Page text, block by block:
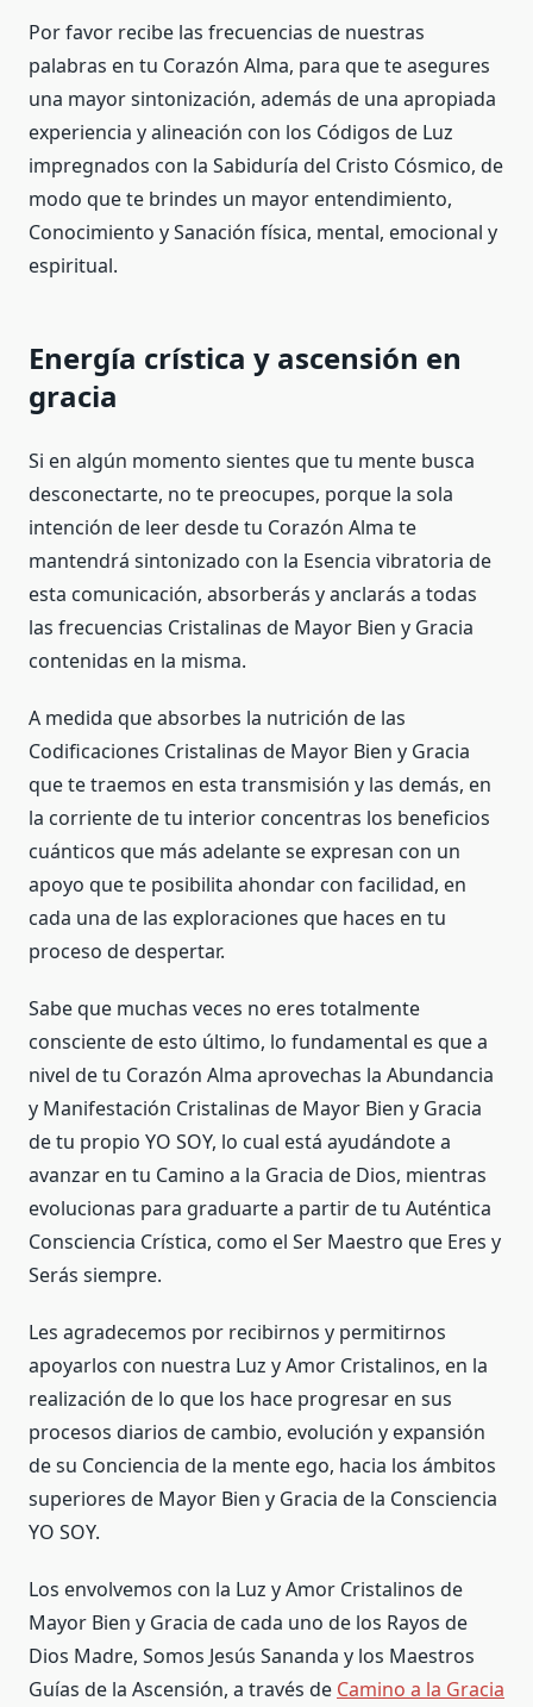
Por favor recibe las frecuencias de nuestras
palabras en tu Corazón Alma, para que te asegures
una mayor sintonización, además de una apropiada
experiencia y alineación con los Códigos de Luz
impregnados con la Sabiduría del Cristo Cósmico, de
modo que te brindes un mayor entendimiento,
Conocimiento y Sanación física, mental, emocional y
espiritual.
Energía crística y ascensión en
gracia
Si en algún momento sientes que tu mente busca
desconectarte, no te preocupes, porque la sola
intención de leer desde tu Corazón Alma te
mantendrá sintonizado con la Esencia vibratoria de
esta comunicación, absorberás y anclarás a todas
las frecuencias Cristalinas de Mayor Bien y Gracia
contenidas en la misma.
A medida que absorbes la nutrición de las
Codificaciones Cristalinas de Mayor Bien y Gracia
que te traemos en esta transmisión y las demás, en
la corriente de tu interior concentras los beneficios
cuánticos que más adelante se expresan con un
apoyo que te posibilita ahondar con facilidad, en
cada una de las exploraciones que haces en tu
proceso de despertar.
Sabe que muchas veces no eres totalmente
consciente de esto último, lo fundamental es que a
nivel de tu Corazón Alma aprovechas la Abundancia
y Manifestación Cristalinas de Mayor Bien y Gracia
de tu propio YO SOY, lo cual está ayudándote a
avanzar en tu Camino a la Gracia de Dios, mientras
evolucionas para graduarte a partir de tu Auténtica
Consciencia Crística, como el Ser Maestro que Eres y
Serás siempre.
Les agradecemos por recibirnos y permitirnos
apoyarlos con nuestra Luz y Amor Cristalinos, en la
realización de lo que los hace progresar en sus
procesos diarios de cambio, evolución y expansión
de su Conciencia de la mente ego, hacia los ámbitos
superiores de Mayor Bien y Gracia de la Consciencia
YO SOY.
Los envolvemos con la Luz y Amor Cristalinos de
Mayor Bien y Gracia de cada uno de los Rayos de
Dios Madre, Somos Jesús Sananda y los Maestros
Guías de la Ascensión, a través de Camino a la Gracia